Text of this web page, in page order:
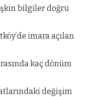
bilgiler doğru
imara açılan
kaç dönüm
değişim